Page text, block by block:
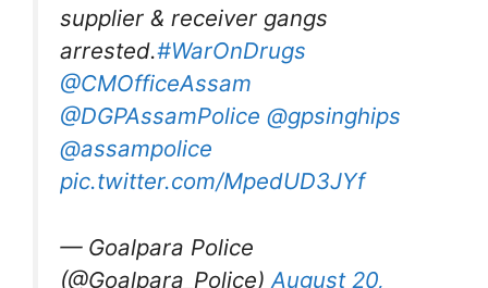
supplier & receiver gangs
arrested.#WarOnDrugs
@CMOfficeAssam
@DGPAssamPolice @gpsinghips
@assampolice
pic.twitter.com/MpedUD3JYf
— Goalpara Police
(@Goalpara_Police) August 20,